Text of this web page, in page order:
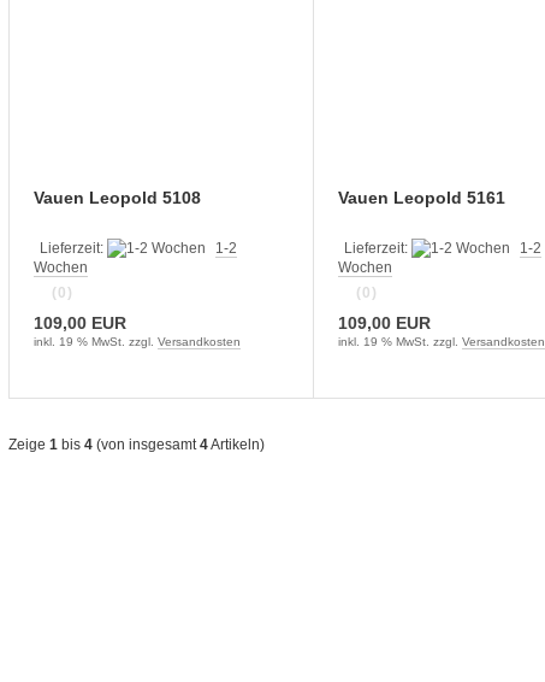
Vauen Leopold 5108
Lieferzeit:
1-2
Wochen
(0)
109,00 EUR
inkl. 19 % MwSt. zzgl. Versandkosten
Vauen Leopold 5161
Lieferzeit:
1-2
Wochen
(0)
109,00 EUR
inkl. 19 % MwSt. zzgl.Versandkosten
Zeige 1 bis 4 (von insgesamt 4Artikeln)